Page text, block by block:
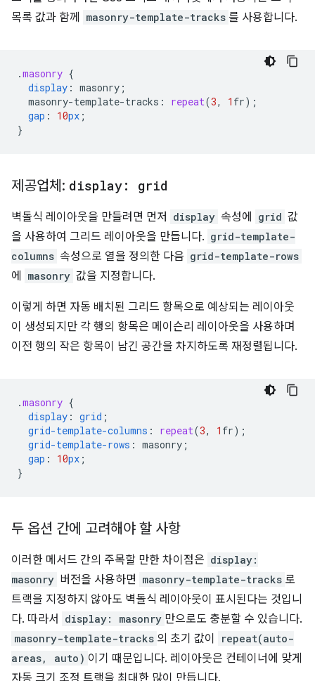
목록 값과 함께
masonry-template-tracks 를 사용합니다.
.masonry {
display : masonry ;
masonry-template-tracks : repeat(3, 1 fr);
gap : 10px ;
}
제공업체: display: grid
벽돌식 레이아웃을 만들려면 먼저 display 속성에 grid 값
을 사용하여 그리드 레이아웃을 만듭니다. grid-template-
columns 속성으로 열을 정의한 다음 grid-template-rows
에 masonry 값을 지정합니다.
이렇게 하면 자동 배치된 그리드 항목으로 예상되는 레이아웃
이 생성되지만 각 행의 항목은 메이슨리 레이아웃을 사용하며
이전 행의 작은 항목이 남긴 공간을 차지하도록 재정렬됩니다.
.masonry {
display : grid ;
grid-template-columns : repeat(3, 1 fr);
grid-template-rows : masonry ;
gap : 10px ;
}
두 옵션 간에 고려해야 할 사항
이러한 메서드 간의 주목할 만한 차이점은 display:
masonry 버전을 사용하면 masonry-template-tracks 로
트랙을 지정하지 않아도 벽돌식 레이아웃이 표시된다는 것입니
다. 따라서
display: masonry 만으로도 충분할 수 있습니다.
masonry-template-tracks 의 초기 값이
repeat(auto-
areas, auto) 이기 때문입니다. 레이아웃은 컨테이너에 맞게